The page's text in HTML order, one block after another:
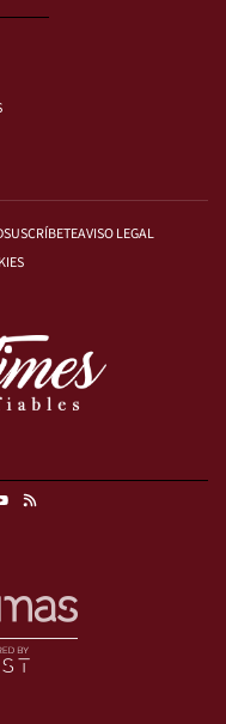
SUSCRÍBETEAVISO LEGAL
RSS